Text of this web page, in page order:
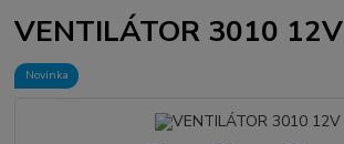
VENTILÁTOR 3010 12V
Novinka